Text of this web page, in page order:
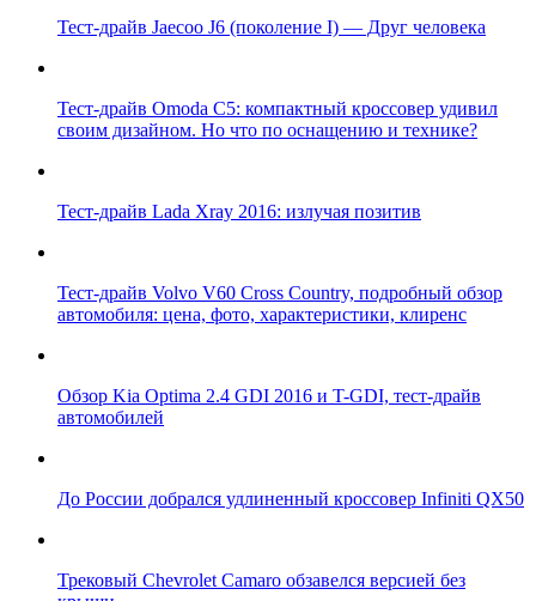
Тест-драйв Jaecoo J6 (поколение I) — Друг человека
Тест-драйв Omoda C5: компактный кроссовер удивил
своим дизайном. Но что по оснащению и технике?
Тест-драйв Lada Xray 2016: излучая позитив
Тест-драйв Volvo V60 Cross Country, подробный обзор
автомобиля: цена, фото, характеристики, клиренс
Обзор Kia Optima 2.4 GDI 2016 и T-GDI, тест-драйв
автомобилей
До России добрался удлиненный кроссовер Infiniti QX50
Трековый Chevrolet Camaro обзавелся версией без